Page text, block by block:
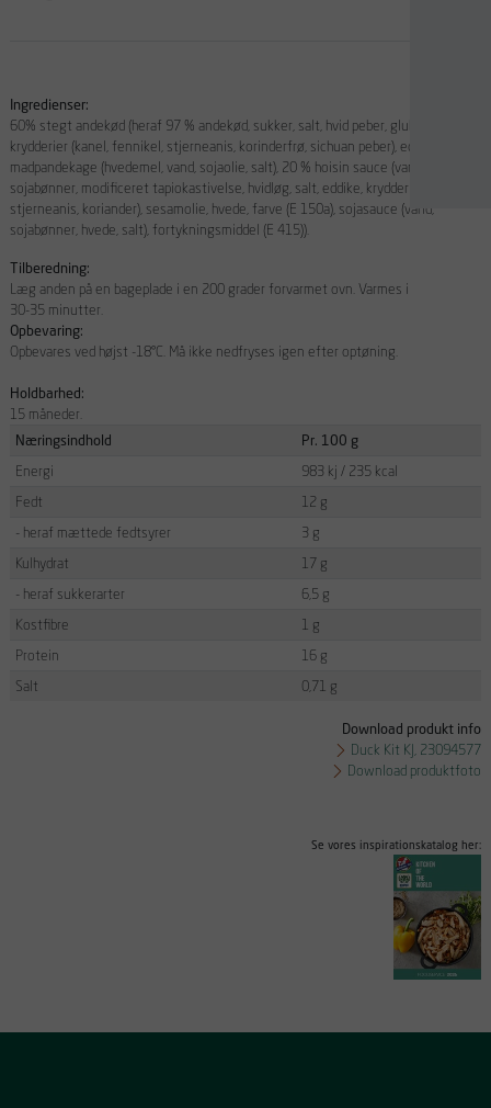
Ingredienser:
60% stegt andekød (heraf 97 % andekød, sukker, salt, hvid peber, glukosesirup,
krydderier (kanel, fennikel, stjerneanis, korinderfrø, sichuan peber), eddike), 20 %
madpandekage (hvedemel, vand, sojaolie, salt), 20 % hoisin sauce (vand, sukker,
sojabønner, modificeret tapiokastivelse, hvidløg, salt, eddike, krydderier (kanel,
stjerneanis, koriander), sesamolie, hvede, farve (E 150a), sojasauce (vand,
sojabønner, hvede, salt), fortykningsmiddel (E 415)).
Tilberedning:
Læg anden på en bageplade i en 200 grader forvarmet ovn. Varmes i
30-35 minutter.
Opbevaring:
Opbevares ved højst -18°C. Må ikke nedfryses igen efter optøning.
Holdbarhed:
15 måneder.
Næringsindhold
Pr. 100 g
Energi
983 kj / 235 kcal
Fedt
12 g
- heraf mættede fedtsyrer
3 g
Kulhydrat
17 g
- heraf sukkerarter
6,5 g
Kostfibre
1 g
Protein
16 g
Salt
0,71 g
Download produkt info
Duck Kit KJ, 23094577
Download produktfoto
Se vores inspirationskatalog her: